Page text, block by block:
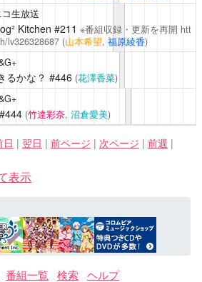
生放送
Kitchen #211 ※番組収録・更新を再開 htt
lv326328687 (山本希望, 福原綾香)
るかな？ #446 (花澤香菜)
#444 (竹達彩奈, 沼倉愛美)
日 | 翌日 | 前ページ | 次ページ | 前週 |
表示
番組一覧 検索 ヘルプ